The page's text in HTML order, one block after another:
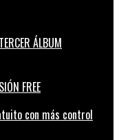
ÁLBUM
con más control